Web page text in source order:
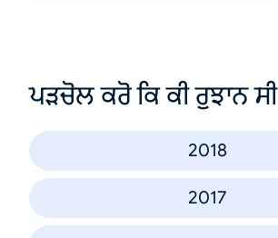
ਪੜਚੋਲ ਕਰੋ ਕਿ ਕੀ ਰੁਝਾਨ ਸੀ
2018
2017